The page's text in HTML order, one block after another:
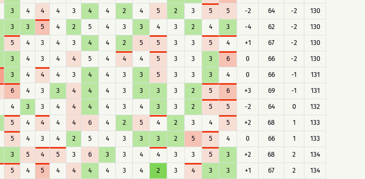
3 4 4 4 3 4 4 2 4 5 2 3 5 5 -2 64 -2
130
3 3 5 4 2 5 4 3 3 4 3 2 4 3 -4 62 -2
130
5 4 3 4 3 4 4 2 5 5 3 3 5 4 +1 67 -2
130
3 4 3 4 4 5 4 4 4 5 3 3 3 6 0 66 -2
130
3 4 4 4 3 4 4 3 3 5 3 3 3 4 0 66 -1
131
6 4 3 3 4 4 4 3 3 3 3 2 5 6 +3 69 -1
131
4 3 3 4 4 4 4 3 4 3 3 2 5 5 -2 64 0
132
5 4 4 4 4 6 4 2 5 4 2 3 4 5 +2 68 1
133
5 4 3 4 2 5 4 3 3 3 2 5 5 4 0 66 1
133
3 5 4 5 3 6 3 3 4 4 3 3 5 3 +2 68 2
134
5 4 5 4 4 4 4 3 4 2 3 4 3 3 +1 67 2
134